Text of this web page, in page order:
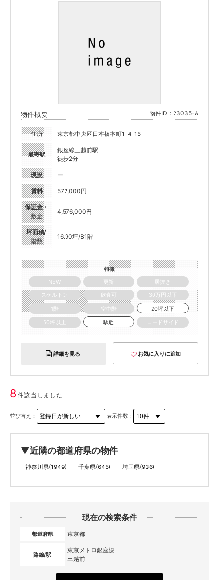
物件概要 物件ID：23035-A
住所 東京都中央区日本橋本町1-4-15
最寄駅
銀座線三越前駅
徒歩2分
現況 ー
賃料 572,000円
保証金・
敷金
4,576,000円
坪面積/
階数
16.90坪/B1階
特徴
NEW
更新
居抜き
スケルトン
飲食可
30万円以下
1階
空中階
20坪以下
50坪以上
駅近 ロードサイド
詳細を見る お気に入りに追加
8件該当しました
並び替え： 表示件数：
▼近隣の都道府県の物件
神奈川県(1949) 千葉県(645) 埼玉県(936)
現在の検索条件
都道府県 東京都
路線/駅
東京メトロ銀座線
三越前